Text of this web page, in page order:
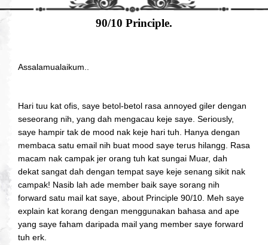
90/10 Principle.
Assalamualaikum..
Hari tuu kat ofis, saye betol-betol rasa annoyed giler dengan
seseorang nih, yang dah mengacau keje saye. Seriously,
saye hampir tak de mood nak keje hari tuh. Hanya dengan
membaca satu email nih buat mood saye terus hilangg. Rasa
macam nak campak jer orang tuh kat sungai Muar, dah
dekat sangat dah dengan tempat saye keje senang sikit nak
campak! Nasib lah ade member baik saye sorang nih
forward satu mail kat saye, about Principle 90/10. Meh saye
explain kat korang dengan menggunakan bahasa and ape
yang saye faham daripada mail yang member saye forward
tuh erk.